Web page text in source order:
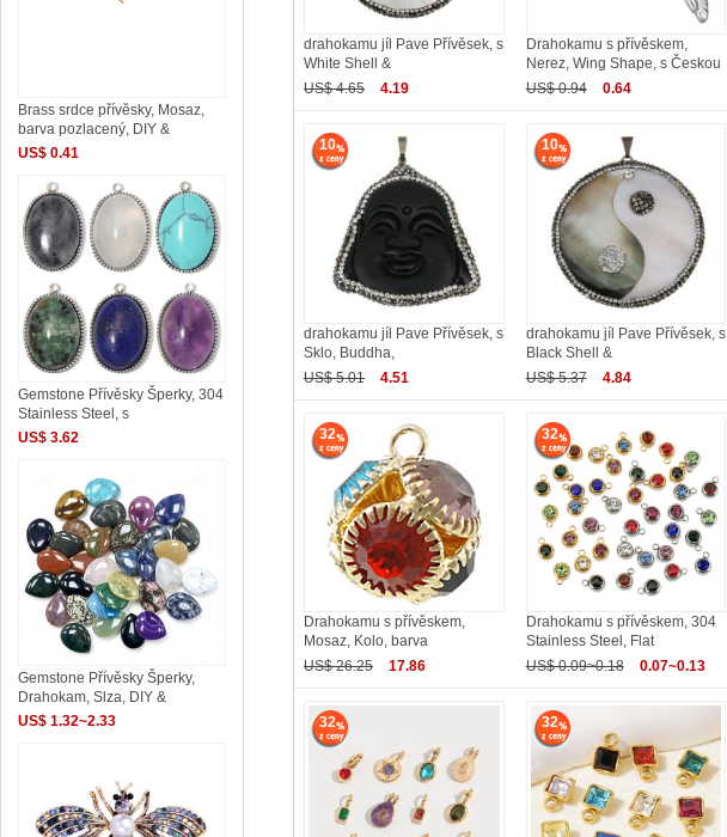
drahokamu jíl Pave Přívěsek, s
White Shell &
US$ 4.65
4.19
Drahokamu s přívěskem,
Nerez, Wing Shape, s Českou
US$ 0.94
0.64
10
drahokamu jíl Pave Přívěsek, s
Sklo, Buddha,
US$ 5.01
4.51
10
drahokamu jíl Pave Přívěsek, s
Black Shell &
US$ 5.37
4.84
32
Drahokamu s přívěskem,
Mosaz, Kolo, barva
US$ 26.25
17.86
32
Drahokamu s přívěskem, 304
Stainless Steel, Flat
US$ 0.09~0.18
0.07~0.13
32 32
Brass srdce přívěsky, Mosaz,
barva pozlacený, DIY &
US$ 0.41
Gemstone Přívěsky Šperky, 304
Stainless Steel, s
US$ 3.62
Gemstone Přívěsky Šperky,
Drahokam, Slza, DIY &
US$ 1.32~2.33